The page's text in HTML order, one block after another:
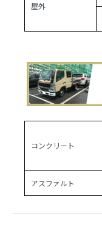
屋外
コンクリート
アスファルト